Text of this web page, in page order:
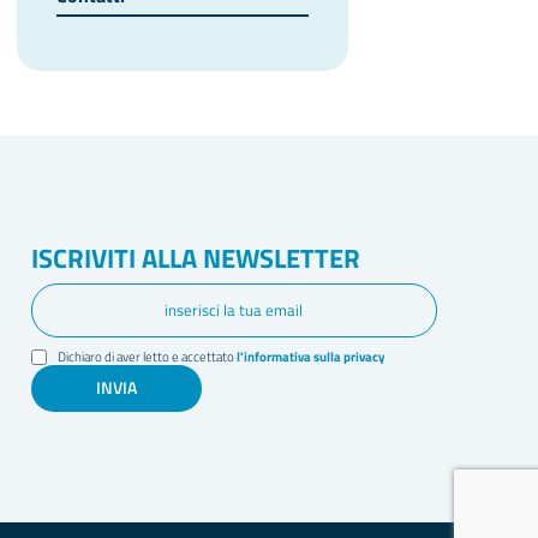
ISCRIVITI ALLA NEWSLETTER
Dichiaro di aver letto e accettatol'informativa sulla privacy
INVIA